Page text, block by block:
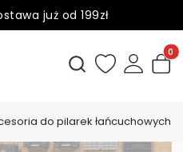
już od 199zł
wybrane produkty
Otwórz
do pilarek łańcuchowych